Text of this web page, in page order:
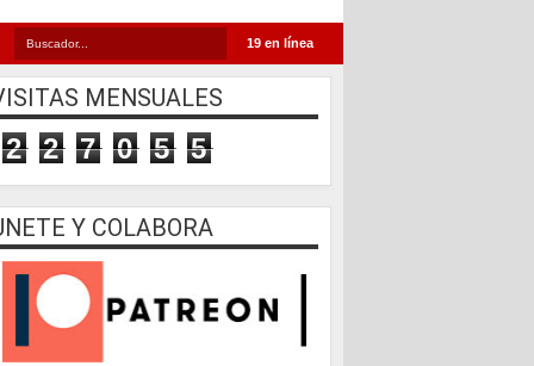
19 en línea
MENSUALES
2 2 7 0 5 5
Y COLABORA